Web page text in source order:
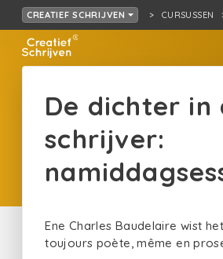
CREATIEF SCHRIJVEN CURSUSSEN
De dichter in
schrijver:
Ene Charles Baudelaire wist
toujours poète, même en